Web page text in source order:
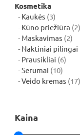
Kosmetika
Kaukės 33
Kūno priežiūra 22
Maskavimas 22
Naktiniai pilingai
Prausikliai 66
Serumai 1010
Veido kremas 17
Kaina